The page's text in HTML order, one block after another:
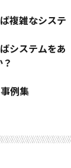
ズレ
する
とまち」プロ
ズ」
複雑なシステ
捉える
はどういうこ
システムをあ
ン」
性と経済性の
ェンジ投資」
戦略的オーケス
例集
ト
ショップ」プ